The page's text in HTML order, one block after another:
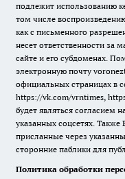
подлежит использованию
том числе
как с письменного
несет ответственности за
сайте и его субдоменах.
электронную почту
официальных страницах в
https://vk.com/vrntimes,
будет являться согласием
указанных соцсетях.
присланные через
сторонние паблики для
Политика обработки